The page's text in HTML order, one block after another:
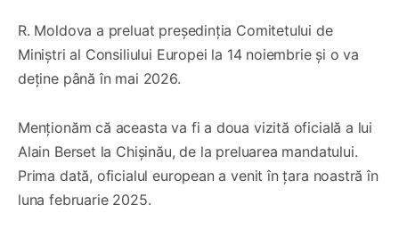
R. Moldova a preluat președinția Comitetului de
Miniștri al Consiliului Europei la 14 noiembrie și o va
deține până în mai 2026.
Menționăm că aceasta va fi a doua vizită oficială a lui
Alain Berset la Chișinău, de la preluarea mandatului.
Prima dată, oficialul european a venit în țara noastră în
luna februarie 2025.